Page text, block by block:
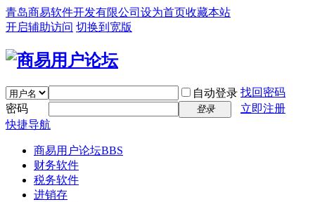
青岛商易软件开发有限公司 设为首页收藏本站
开启辅助访问 切换到宽版
自动登录 找回密码
密码
登录
立即注册
快捷导航
商易用户论坛BBS
财务软件
税务软件
进销存